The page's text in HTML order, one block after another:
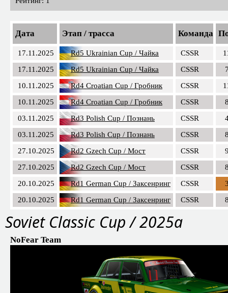
Дата Этап / трасса Команда
17.11.2025 Rd5 Ukrainian Cup / Чайка CSSR
17.11.2025
Rd5 Ukrainian Cup / Чайка CSSR
10.11.2025
Rd4 Croatian Cup / Гробник CSSR
10.11.2025
Rd4 Croatian Cup / Гробник CSSR
03.11.2025
Rd3 Polish Cup / Познань CSSR
03.11.2025
Rd3 Polish Cup / Познань CSSR
27.10.2025
Rd2 Gzech Cup / Мост CSSR
27.10.2025
Rd2 Gzech Cup / Мост CSSR
20.10.2025
Rd1 German Cup / Заксенринг CSSR
20.10.2025
Rd1 German Cup / Заксенринг CSSR
Soviet Classic Cup / 2025a
NoFear Team